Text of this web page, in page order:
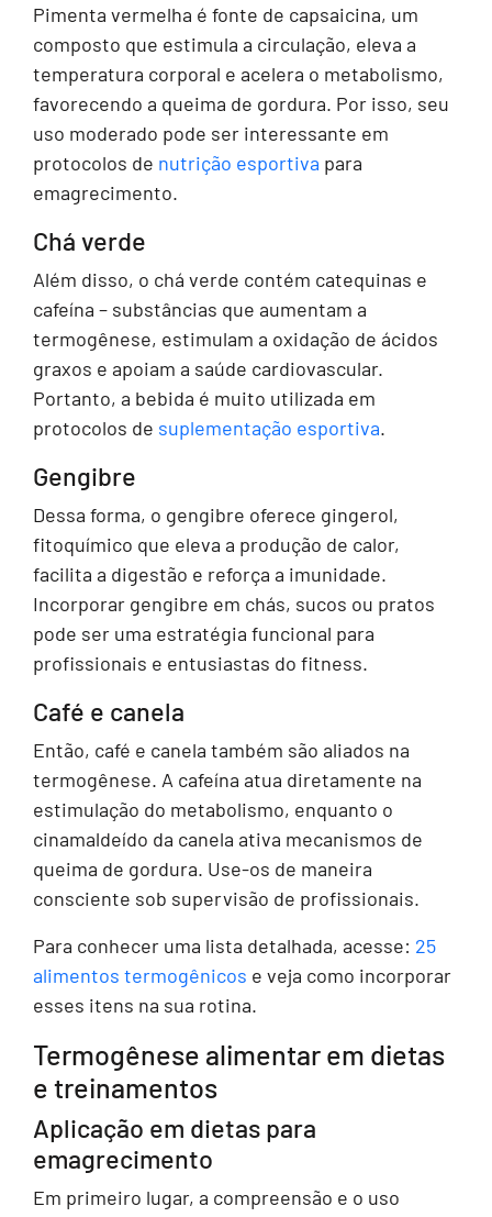
Pimenta vermelha é fonte de capsaicina, um
composto que estimula a circulação, eleva a
temperatura corporal e acelera o metabolismo,
favorecendo a queima de gordura. Por isso, seu
uso moderado pode ser interessante em
protocolos de nutrição esportiva para
emagrecimento.
Chá verde
Além disso, o chá verde contém catequinas e
cafeína – substâncias que aumentam a
termogênese, estimulam a oxidação de ácidos
graxos e apoiam a saúde cardiovascular.
Portanto, a bebida é muito utilizada em
protocolos de suplementação esportiva.
Gengibre
Dessa forma, o gengibre oferece gingerol,
fitoquímico que eleva a produção de calor,
facilita a digestão e reforça a imunidade.
Incorporar gengibre em chás, sucos ou pratos
pode ser uma estratégia funcional para
profissionais e entusiastas do fitness.
Café e canela
Então, café e canela também são aliados na
termogênese. A cafeína atua diretamente na
estimulação do metabolismo, enquanto o
cinamaldeído da canela ativa mecanismos de
queima de gordura. Use-os de maneira
consciente sob supervisão de profissionais.
Para conhecer uma lista detalhada, acesse: 25
alimentos termogênicos e veja como incorporar
esses itens na sua rotina.
Termogênese alimentar em dietas
e treinamentos
Aplicação em dietas para
emagrecimento
Em primeiro lugar, a compreensão e o uso